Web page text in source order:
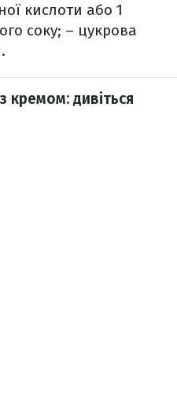
кислоти або 1
соку; – цукрова
кремом: дивіться